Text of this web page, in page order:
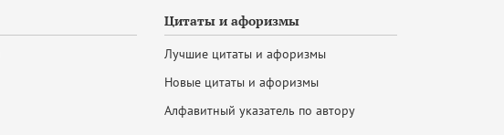
Цитаты и афоризмы
Лучшие цитаты и афоризмы
Новые цитаты и афоризмы
Алфавитный указатель по автору